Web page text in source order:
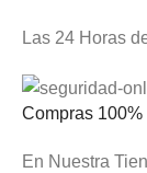
Las 24 Horas
Compras
En Nuestra